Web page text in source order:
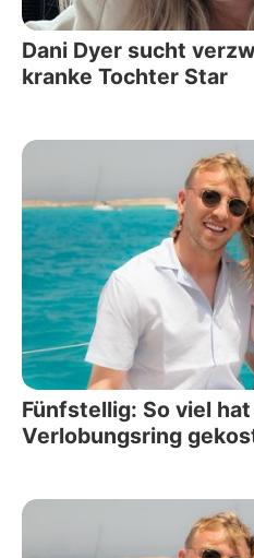
Dani Dyer sucht
kranke Tochter Star
Fünfstellig: So viel
Verlobungsring